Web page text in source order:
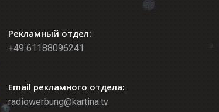
Рекламный отдел:
+49 61188096241
Email рекламного отдела:
radiowerbung@kartina.tv